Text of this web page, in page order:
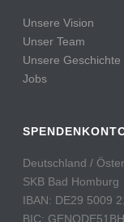
Unsere Vision
Unser Team
Unsere Geschichte
Jobs
Deutschland /
SKB Bad Homburg
IBAN: DE29 5009
BIC: